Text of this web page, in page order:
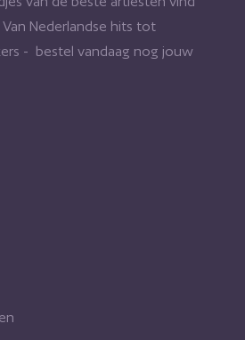
Nederlandse hits tot
- bestel vandaag nog jouw